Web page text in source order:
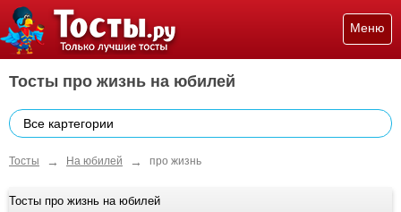
Меню
Тосты про жизнь на юбилей
Все картегории
Тосты → На юбилей → про жизнь
Тосты про жизнь на юбилей